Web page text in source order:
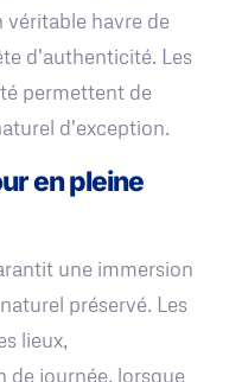
véritable havre de
d'authenticité. Les
permettent de
d'exception.
en pleine
une immersion
préservé. Les
lieux,
de journée, lorsque